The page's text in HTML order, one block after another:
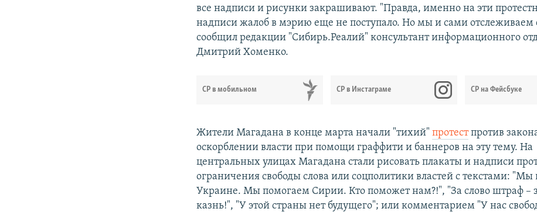
все надписи и рисунки закрашивают. "Правда, именно на эти
надписи жалоб в мэрию еще не поступало. Но мы и сами отслеживаем
сообщил редакции "Сибирь.Реалий" консультант информационного
Дмитрий Хоменко.
СР в мобильном СР в Инстаграме СР на Фейсбуке
Жители Магадана в конце марта начали "тихий"протестпротив
оскорблении власти при помощи граффити и баннеров на эту тему. На
центральных улицах Магадана стали рисовать плакаты и надписи
ограничения свободы слова или соцполитики властей с текстами:
Украине. Мы помогаем Сирии. Кто поможет нам?!", "За слово штраф –
казнь!", "У этой страны нет будущего"; или комментарием "У нас